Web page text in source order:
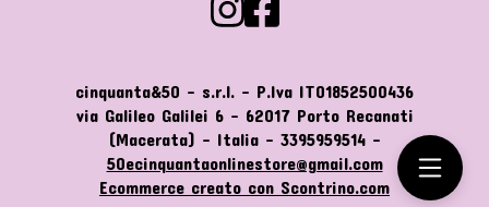
cinquanta&50 - s.r.l. - P.Iva IT01852500436
via Galileo Galilei 6 - 62017 Porto Recanati
(Macerata) - Italia - 3395959514 -
50ecinquantaonlinestore@gmail.com
Ecommerce creato con Scontrino.com